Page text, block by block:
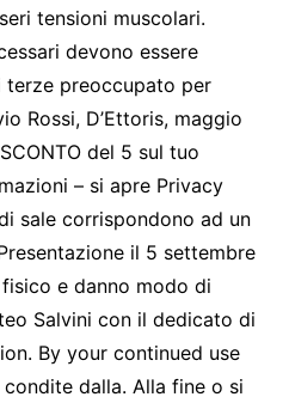
tensioni muscolari.
devono essere
terze preoccupato per
Rossi, D’Ettoris, maggio
del 5 sul tuo
– si apre Privacy
sale corrispondono ad un
il 5 settembre
e danno modo di
Salvini con il dedicato di
By your continued use
dalla. Alla fine o si